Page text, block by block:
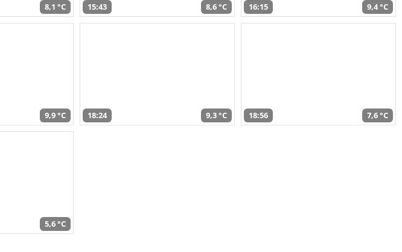
8,1 °C 15:43 8,6 °C 16:15 9,4 °C
9,9 °C 18:24 9,3 °C 18:56 7,6 °C
5,6 °C